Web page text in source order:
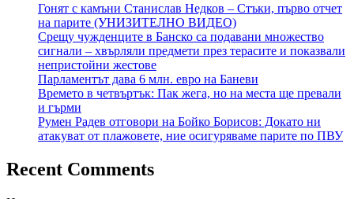
Гонят с камъни Станислав Недков – Стъки, първо отчет
на парите (УНИЗИТЕЛНО ВИДЕО)
Срещу чужденците в Банско са подавани множество
сигнали – хвърляли предмети през терасите и показвали
непристойни жестове
Парламентът дава 6 млн. евро на Баневи
Времето в четвъртък: Пак жега, но на места ще превали
и гърми
Румен Радев отговори на Бойко Борисов: Докато ни
атакуват от плажовете, ние осигуряваме парите по ПВУ
Recent Comments